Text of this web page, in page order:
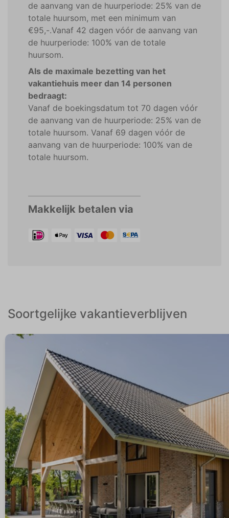
de aanvang van de huurperiode: 25% van de
totale huursom, met een minimum van
€95,-.Vanaf 42 dagen vóór de aanvang van
de huurperiode: 100% van de totale
huursom.
Als de maximale bezetting van het
vakantiehuis meer dan 14 personen
bedraagt:
Vanaf de boekingsdatum tot 70 dagen vóór
de aanvang van de huurperiode: 25% van de
totale huursom. Vanaf 69 dagen vóór de
aanvang van de huurperiode: 100% van de
totale huursom.
Makkelijk betalen via
Soortgelijke vakantieverblijven